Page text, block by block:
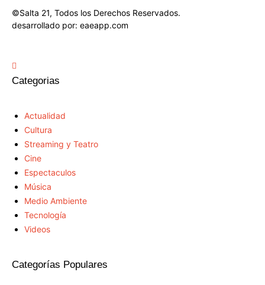
©Salta 21, Todos los Derechos Reservados.
desarrollado por: eaeapp.com
Categorias
Actualidad
Cultura
Streaming y Teatro
Cine
Espectaculos
Música
Medio Ambiente
Tecnología
Videos
Categorías Populares